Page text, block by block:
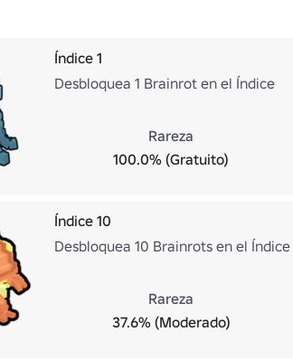
Índice 1
Desbloquea 1 Brainrot en el Índice
Rareza
100.0% (Gratuito)
Índice 10
Desbloquea 10 Brainrots en el Índice
Rareza
37.6% (Moderado)